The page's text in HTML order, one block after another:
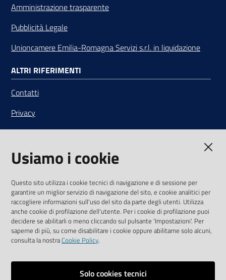
Amministrazione trasparente
Pubblicità Legale
Unioncamere Emilia-Romagna Servizi s.r.l. in liquidazione
ALTRI RIFERIMENTI
Contatti
Privacy
Note legali
Media Policy
SEGUICI SU
YoutubeTwitterLinkedinFacebookInstagram
Usiamo i cookie
Questo sito utilizza i cookie tecnici di navigazione e di sessione per
garantire un miglior servizio di navigazione del sito, e cookie analitici per
raccogliere informazioni sull'uso del sito da parte degli utenti. Utilizza
anche cookie di profilazione dell'utente. Per i cookie di profilazione puoi
decidere se abilitarli o meno cliccando sul pulsante 'Impostazioni'. Per
saperne di più, su come disabilitare i cookie oppure abilitarne solo alcuni,
consulta la nostraCookie Policy.
Solo cookies tecnici